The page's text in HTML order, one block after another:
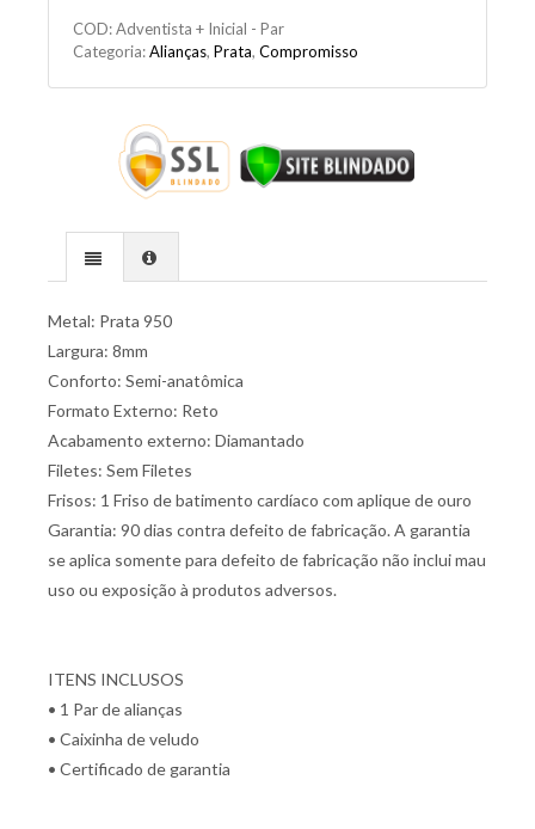
COD:Adventista + Inicial - Par
Categoria:Alianças, Prata, Compromisso
Metal: Prata 950
Largura: 8mm
Conforto: Semi-anatômica
Formato Externo: Reto
Acabamento externo: Diamantado
Filetes: Sem Filetes
Frisos: 1 Friso de batimento cardíaco com aplique de ouro
Garantia: 90 dias contra defeito de fabricação. A garantia
se aplica somente para defeito de fabricação não inclui mau
uso ou exposição à produtos adversos.
ITENS INCLUSOS
• 1 Par de alianças
• Caixinha de veludo
• Certificado de garantia